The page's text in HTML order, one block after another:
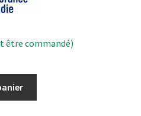
être commandé)